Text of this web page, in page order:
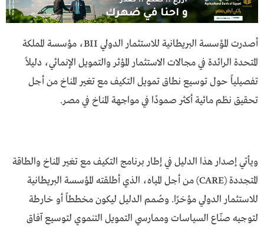
أصدرت المؤسسة البريطانية للاستثمار الدولي BII، مؤسسة المملكة
المتحدة الرائدة في مجالات الاستثمار المؤثر والتمويل الإنمائي، دليلاً
تفصيلياً حول توسيع نطاق تمويل التكيف مع تغير المناخ من أجل
تحقيق نظم مائية أكثر صمودًا في مواجهة المناخ في مصر.
ويأتي إصدار هذا الدليل في إطار برنامج التكيف مع تغير المناخ والطاقة
المتجددة (CARE) من أجل المياه، الذي أطلقته المؤسسة البريطانية
للاستثمار الدولي مؤخرًا. وصُمم الدليل ليكون مخططاً أو خارطة
لتوجيه صنّاع السياسات وممارسي التمويل التنموي لتوسيع آفاق